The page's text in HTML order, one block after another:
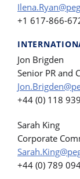
+1 617-866-
Jon Brigden
Senior PR and
+44 (0) 118
Sarah King
Corporate
+44 (0) 789